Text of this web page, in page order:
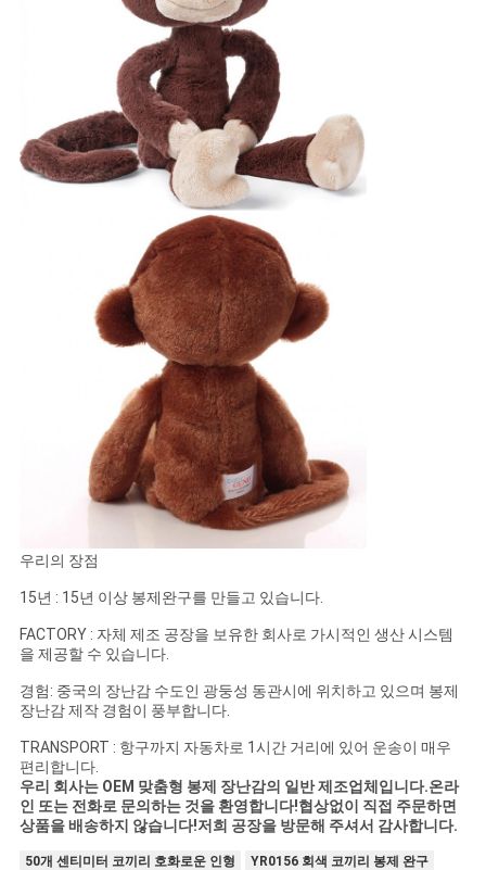
우리의 장점
15년 : 15년 이상 봉제완구를 만들고 있습니다.
FACTORY : 자체 제조 공장을 보유한 회사로 가시적인 생산 시스템
을 제공할 수 있습니다.
경험: 중국의 장난감 수도인 광둥성 동관시에 위치하고 있으며 봉제
장난감 제작 경험이 풍부합니다.
TRANSPORT : 항구까지 자동차로 1시간 거리에 있어 운송이 매우
편리합니다.
우리 회사는 OEM 맞춤형 봉제 장난감의 일반 제조업체입니다.온라
인 또는 전화로 문의하는 것을 환영합니다!협상없이 직접 주문하면
상품을 배송하지 않습니다!저희 공장을 방문해 주셔서 감사합니다.
50개 센티미터 코끼리 호화로운 인형
YR0156 회색 코끼리 봉제 완구